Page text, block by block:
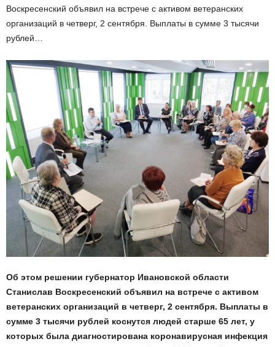
Воскресенский объявил на встрече с активом ветеранских
организаций в четверг, 2 сентября. Выплаты в сумме 3 тысячи
рублей…
Об этом решении губернатор Ивановской области
Станислав Воскресенский объявил на встрече с активом
ветеранских организаций в четверг, 2 сентября. Выплаты в
сумме 3 тысячи рублей коснутся людей старше 65 лет, у
которых была диагностирована коронавирусная инфекция